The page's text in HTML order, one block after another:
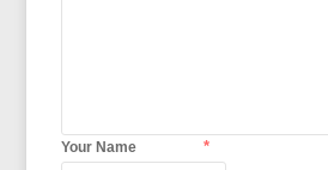
Your Name *